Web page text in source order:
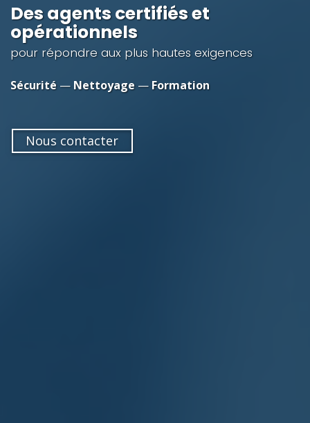
Des agents certifiés et
opérationnels
pour répondre aux plus hautes exigences
Sécurité — Nettoyage — Formation
Nous contacter